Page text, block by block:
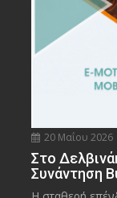
20 Μαΐου 2026
Στο
Συνάντηση